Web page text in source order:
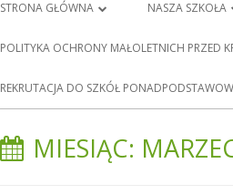
Menu
główne
STRONA GŁÓWNA
PLAN LEKCJI
DZIENNIK ELEKTRONICZNY E-
MAPA STRONY
NASZA SZKOŁA
HISTORIA
BARCICACH
POLITYKA OCHRONY MAŁOLETNICH PRZED
REKRUTACJA DO SZKÓŁ
MIESIĄC: